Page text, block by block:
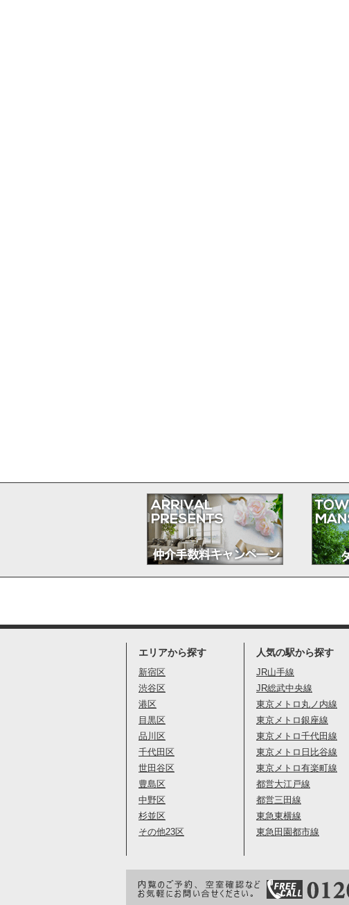
エリアから探す
新宿区
渋谷区
港区
目黒区
品川区
千代田区
世田谷区
豊島区
中野区
杉並区
その他23区
人気の駅から探す
JR山手線
JR総武中央線
東京メトロ丸ノ内線
東京メトロ銀座線
東京メトロ千代田線
東京メトロ日比谷線
東京メトロ有楽町線
都営大江戸線
都営三田線
東急東横線
東急田園都市線